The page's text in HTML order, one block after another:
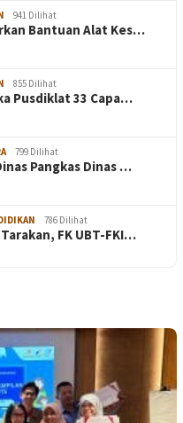
941 Dilihat
Bantuan Alat Kes…
855 Dilihat
Pusdiklat 33 Capa…
799 Dilihat
Pangkas Dinas …
786 Dilihat
Tarakan, FK UBT-FKI…